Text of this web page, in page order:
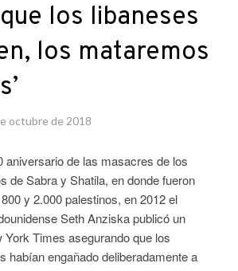
los libaneses
los mataremos
octubre de 2018
aniversario de las masacres de los
de Sabra y Shatila, en donde fueron
y 2.000 palestinos, en 2012 el
Seth Anziska publicó un
York Times asegurando que los
habían engañado deliberadamente a